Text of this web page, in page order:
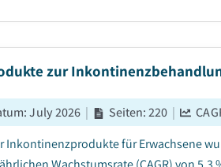
zur
:July 2026 | Seiten:220 |
Inkontinenzprodukte für Erwachsene